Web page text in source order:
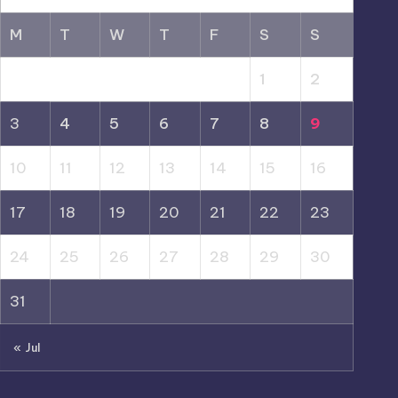
M T W T F S S
1 2
3 4 5 6 7 8 9
10 11 12 13 14 15 16
17 18 19 20 21 22 23
24 25 26 27 28 29 30
31
« Jul